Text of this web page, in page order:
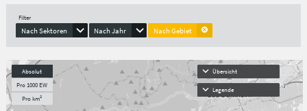
Filter
Nach Sektoren Nach Jahr Nach Gebiet
Absolut
Pro 1000 EW
Pro km²
Übersicht
Legende